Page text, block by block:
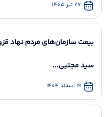
بانوان و خانواده
بازدید از...
مرداد، روز...
27 تیر 1405
بیعت سازمان‌های مردم نهاد
سید مجتبی...
19 اسفند 1404